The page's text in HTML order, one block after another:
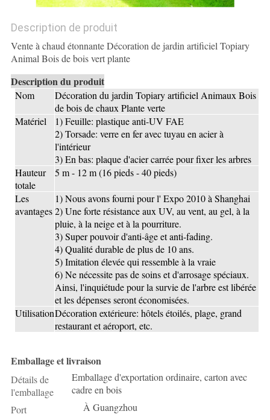
CONFIDENTIALITÉ
Description de produit
Vente à chaud étonnante Décoration de jardin artificiel Topiary
Animal Bois de bois vert plante
Description du produit
Nom
Décoration du jardin Topiary artificiel Animaux Bois
de bois de chaux Plante verte
Matériel
1) Feuille: plastique anti-UV FAE
2) Torsade: verre en fer avec tuyau en acier à
l'intérieur
3) En bas: plaque d'acier carrée pour fixer les arbres
Hauteur
totale
5 m - 12 m (16 pieds - 40 pieds)
Les
avantages
1) Nous avons fourni pour l' Expo 2010 à Shanghai
2) Une forte résistance aux UV, au vent, au gel, à la
pluie, à la neige et à la pourriture.
3) Super pouvoir d'anti-âge et anti-fading.
4) Qualité durable de plus de 10 ans.
5) Imitation élevée qui ressemble à la vraie
6) Ne nécessite pas de soins et d'arrosage spéciaux.
Ainsi, l'inquiétude pour la survie de l'arbre est libérée
et les dépenses seront économisées.
UtilisationDécoration extérieure: hôtels étoilés, plage, grand
restaurant et aéroport, etc.
Emballage et livraison
Détails de
l'emballage
Emballage d'exportation ordinaire, carton avec
cadre en bois
Port
À Guangzhou